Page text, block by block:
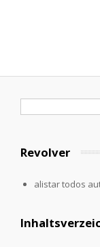
Formulario
Revolver
alistar todos